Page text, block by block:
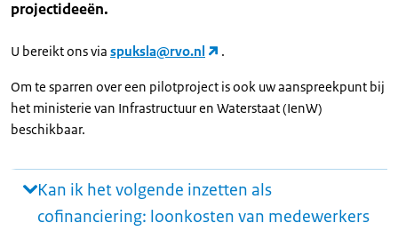
projectideeën.
U bereikt ons via spuksla@rvo.nl .
Om te sparren over een pilotproject is ook uw aanspreekpunt bij
het ministerie van Infrastructuur en Waterstaat (IenW)
beschikbaar.
Kan ik het volgende inzetten als
cofinanciering: loonkosten van medewerkers